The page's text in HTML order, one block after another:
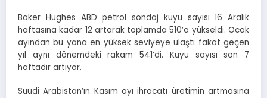
Baker Hughes ABD petrol sondaj kuyu sayısı 16 Aralık
haftasına kadar 12 artarak toplamda 510’a yükseldi. Ocak
ayından bu yana en yüksek seviyeye ulaştı fakat geçen
yıl aynı dönemdeki rakam 541’di. Kuyu sayısı son 7
haftadır artıyor.
Suudi Arabistan’ın Kasım ayı ihracatı üretimin artmasına